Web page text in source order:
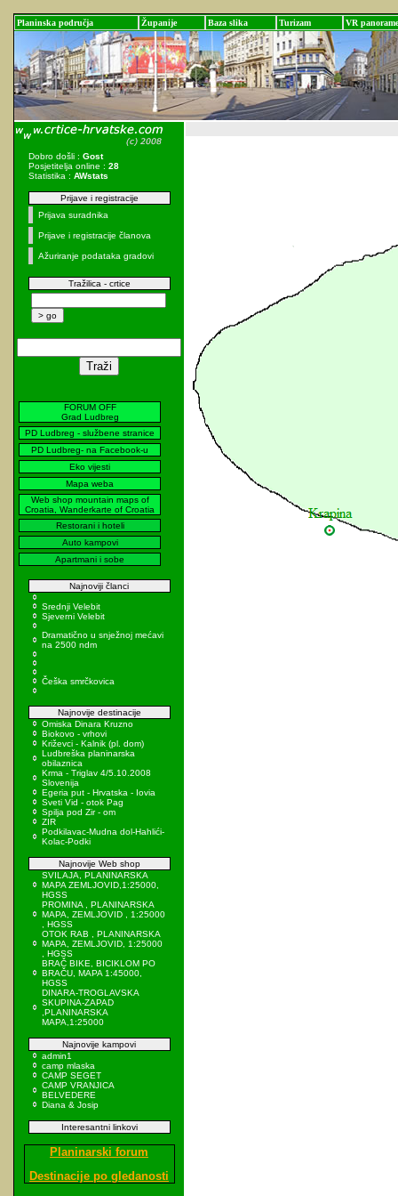
Planinska područja Županije Baza slika Turizam VR panorame
Dobro došli : Gost
Posjetitelja online : 28
Statistika : AWstats
Prijave i registracije
Prijava suradnika
Prijave i registracije članova
Ažuriranje podataka gradovi
Tražilica - crtice
FORUM OFF
Grad Ludbreg
PD Ludbreg - službene stranice
PD Ludbreg- na Facebook-u
Eko vijesti
Mapa weba
Web shop mountain maps of
Croatia, Wanderkarte of Croatia
Restorani i hoteli
Auto kampovi
Apartmani i sobe
Najnoviji članci
Srednji Velebit
Sjeverni Velebit
Dramatično u snježnoj mećavi
na 2500 ndm
Češka smrčkovica
Najnovije destinacije
Omiska Dinara Kruzno
Biokovo - vrhovi
Križevci - Kalnik (pl. dom)
Ludbreška planinarska
obilaznica
Krma - Triglav 4/5.10.2008
Slovenija
Egeria put - Hrvatska - Iovia
Sveti Vid - otok Pag
Spilja pod Zir - om
ZIR
Podkilavac-Mudna dol-Hahlići-
Kolac-Podki
Najnovije Web shop
SVILAJA, PLANINARSKA
MAPA ZEMLJOVID,1:25000,
HGSS
PROMINA , PLANINARSKA
MAPA, ZEMLJOVID , 1:25000
, HGSS
OTOK RAB , PLANINARSKA
MAPA, ZEMLJOVID, 1:25000
, HGSS
BRAČ BIKE, BICIKLOM PO
BRAČU, MAPA 1:45000,
HGSS
DINARA-TROGLAVSKA
SKUPINA-ZAPAD
,PLANINARSKA
MAPA,1:25000
Najnovije kampovi
admin1
camp mlaska
CAMP SEGET
CAMP VRANJICA
BELVEDERE
Diana & Josip
Interesantni linkovi
Planinarski forum
Destinacije po gledanosti